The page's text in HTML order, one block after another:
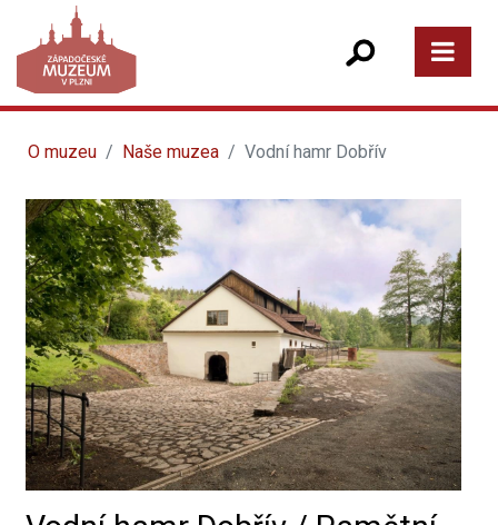
O muzeu Naše muzea Vodní hamr Dobřív